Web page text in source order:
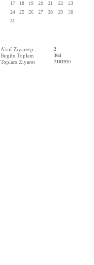
17
18 19 20 21 22
23
24
25 26 27 28 29
30
31
Aktif Ziyaretçi 2
Bugün Toplam 364
Toplam Ziyaret 7101910